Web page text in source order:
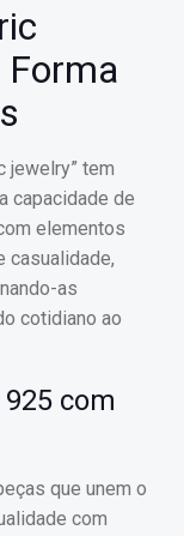
jewelry” tem
capacidade de
elementos
casualidade,
as
cotidiano ao
com
que unem o
com